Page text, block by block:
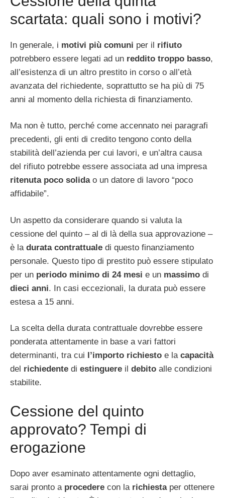
scartata: quali sono i motivi?
In generale, i motivi più comuni per il rifiuto
potrebbero essere legati ad un reddito troppo basso,
all’esistenza di un altro prestito in corso o all’età
avanzata del richiedente, soprattutto se ha più di 75
anni al momento della richiesta di finanziamento.
Ma non è tutto, perché come accennato nei paragrafi
precedenti, gli enti di credito tengono conto della
stabilità dell’azienda per cui lavori, e un’altra causa
del rifiuto potrebbe essere associata ad una impresa
ritenuta poco solidao un datore di lavoro “poco
affidabile”.
Un aspetto da considerare quando si valuta la
cessione del quinto – al di là della sua approvazione –
è la durata contrattuale di questo finanziamento
personale. Questo tipo di prestito può essere stipulato
per un periodo minimo di 24 mesi e un massimo di
dieci anni. In casi eccezionali, la durata può essere
estesa a 15 anni.
La scelta della durata contrattuale dovrebbe essere
ponderata attentamente in base a vari fattori
determinanti, tra cui l’importo richiesto e la capacità
del richiedente di estinguere il debito alle condizioni
stabilite.
Cessione del quinto
approvato? Tempi di
erogazione
Dopo aver esaminato attentamente ogni dettaglio,
sarai pronto a procedere con la richiestaper ottenere